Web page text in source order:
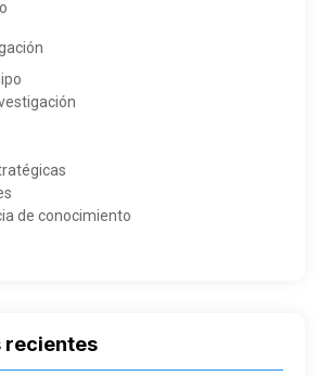
de conocimiento
recientes